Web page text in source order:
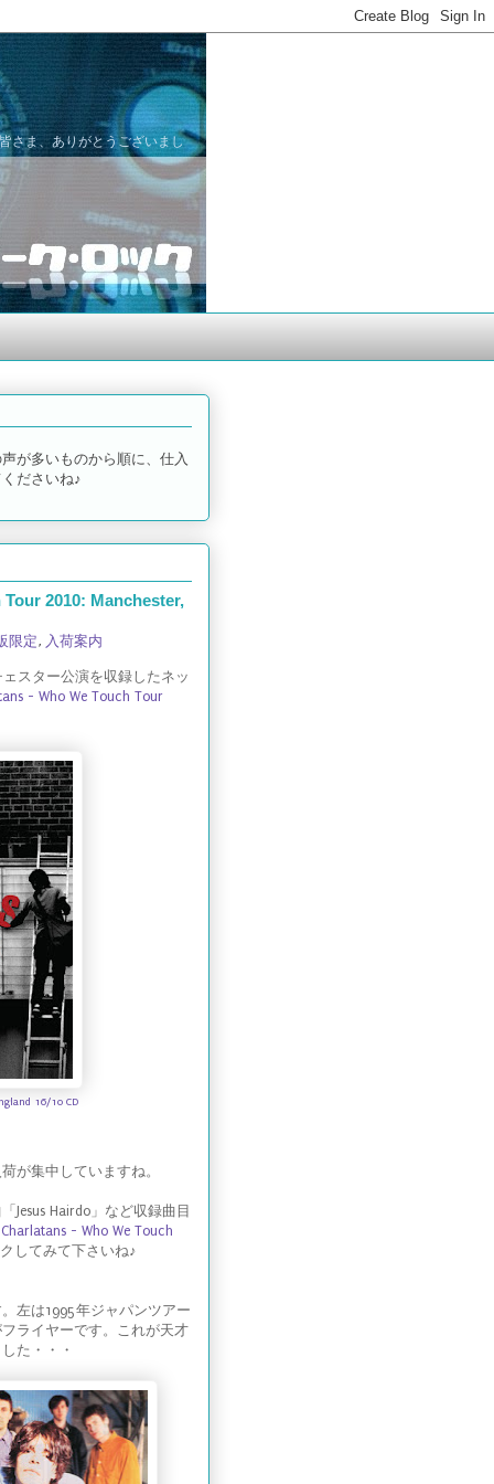
さま、ありがとうございまし
が多いものから順に、仕入
ださいね♪
2010: Manchester,
限定, 入荷案内
スター公演を収録したネッ
- Who We Touch Tour
16/10 CD
が集中していますね。
Jesus Hairdo」など収録曲目
- Who We Touch
してみて下さいね♪
左は1995年ジャパンツアー
ライヤーです。これが天才
た・・・